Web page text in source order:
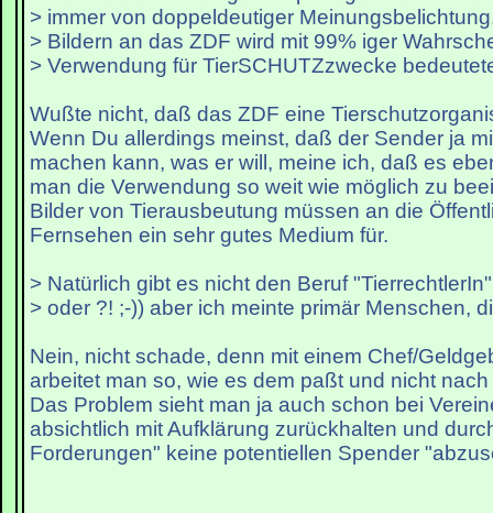
> immer von doppeldeutiger
> Bildern an das ZDF wird mit 99% iger
> Verwendung für TierSCHUTZzwecke
Wußte nicht, daß das ZDF eine
Wenn Du allerdings meinst, daß der Sender ja
machen kann, was er will, meine ich, daß es
man die Verwendung so weit wie möglich zu
Bilder von Tierausbeutung müssen an die
Fernsehen ein sehr gutes Medium für.
> Natürlich gibt es nicht den Beruf
> oder ?! ;-)) aber ich meinte primär Menschen,
Nein, nicht schade, denn mit einem Chef/
arbeitet man so, wie es dem paßt und nicht
Das Problem sieht man ja auch schon bei
absichtlich mit Aufklärung zurückhalten und
Forderungen" keine potentiellen Spender